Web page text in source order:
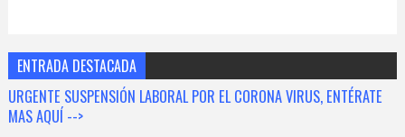
ENTRADA DESTACADA
URGENTE SUSPENSIÓN LABORAL POR EL CORONA VIRUS, ENTÉRATE
MAS AQUÍ -->